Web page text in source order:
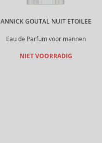
ANNICK GOUTAL NUIT ETOILEE
Eau de Parfum voor mannen
NIET VOORRADIG